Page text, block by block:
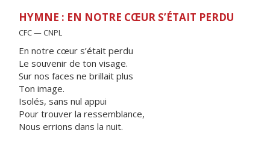
HYMNE : EN NOTRE CŒUR S’ÉTAIT PERDU
CFC — CNPL
En notre cœur s’était perdu
Le souvenir de ton visage.
Sur nos faces ne brillait plus
Ton image.
Isolés, sans nul appui
Pour trouver la ressemblance,
Nous errions dans la nuit.